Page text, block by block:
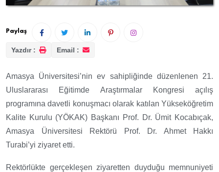
Paylaş
Yazdır : Email :
Amasya Üniversitesi’nin ev sahipliğinde düzenlenen 21.
Uluslararası Eğitimde Araştırmalar Kongresi açılış
programına davetli konuşmacı olarak katılan Yükseköğretim
Kalite Kurulu (YÖKAK) Başkanı Prof. Dr. Ümit Kocabıçak,
Amasya Üniversitesi Rektörü Prof. Dr. Ahmet Hakkı
Turabi’yi ziyaret etti.
Rektörlükte gerçekleşen ziyaretten duyduğu memnuniyeti